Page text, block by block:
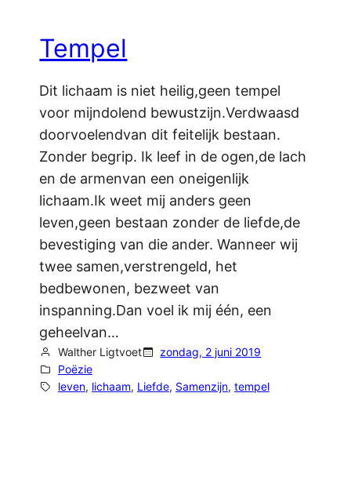
Tempel
Dit lichaam is niet heilig,geen tempel
voor mijndolend bewustzijn.Verdwaasd
doorvoelendvan dit feitelijk bestaan.
Zonder begrip. Ik leef in de ogen,de lach
en de armenvan een oneigenlijk
lichaam.Ik weet mij anders geen
leven,geen bestaan zonder de liefde,de
bevestiging van die ander. Wanneer wij
twee samen,verstrengeld, het
bedbewonen, bezweet van
inspanning.Dan voel ik mij één, een
geheelvan…
Walther Ligtvoet
zondag, 2 juni 2019
Poëzie
leven, lichaam, Liefde, Samenzijn, tempel